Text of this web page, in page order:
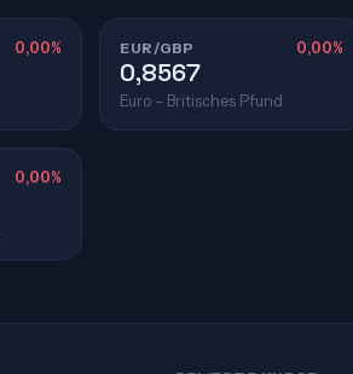
0,00% EUR/GBP 0,00%
0,8567
Euro – Britisches Pfund
0,00%